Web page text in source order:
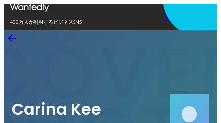
400万人が利用するビジネスSNS
アプリを使う
Carina Kee